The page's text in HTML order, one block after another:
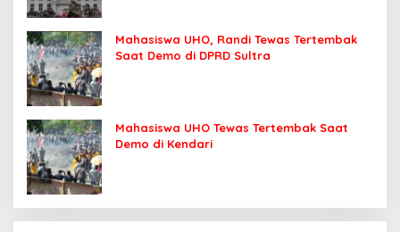
Mahasiswa UHO, Randi Tewas Tertembak
Saat Demo di DPRD Sultra
Mahasiswa UHO Tewas Tertembak Saat
Demo di Kendari